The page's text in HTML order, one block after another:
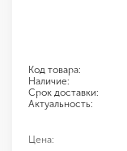
Код товара:
Наличие:
Срок доставки:
Актуальность:
Цена: